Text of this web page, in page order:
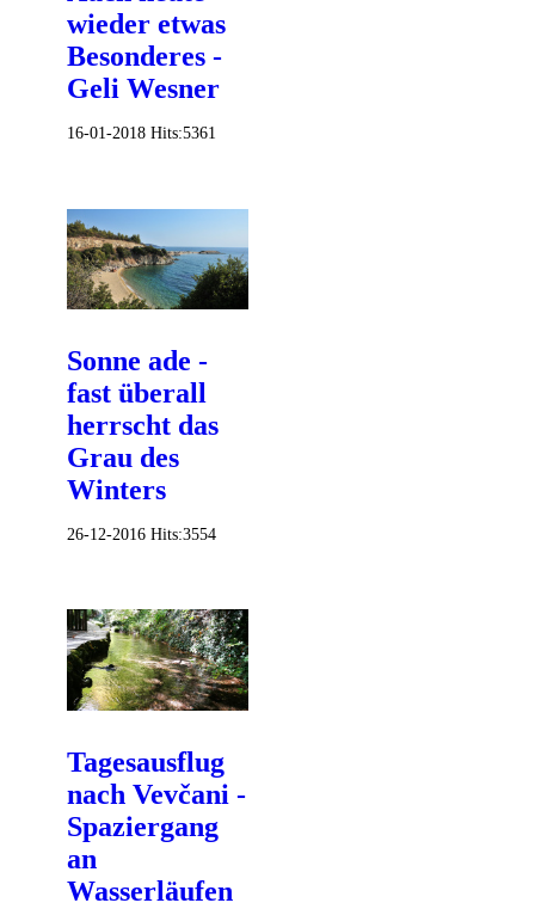
wieder etwas
Besonderes -
Geli Wesner
16-01-2018 Hits:5361
Sonne ade -
fast überall
herrscht das
Grau des
Winters
26-12-2016 Hits:3554
Tagesausflug
nach Vevčani -
Spaziergang
an
Wasserläufen